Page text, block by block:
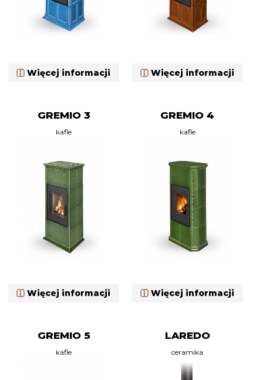
Więcej informacji Więcej informacji
GREMIO 3
kafle
Więcej informacji
GREMIO 4
kafle
Więcej informacji
GREMIO 5
kafle
LAREDO
ceramika